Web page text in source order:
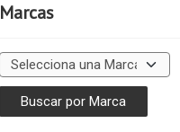
Marcas